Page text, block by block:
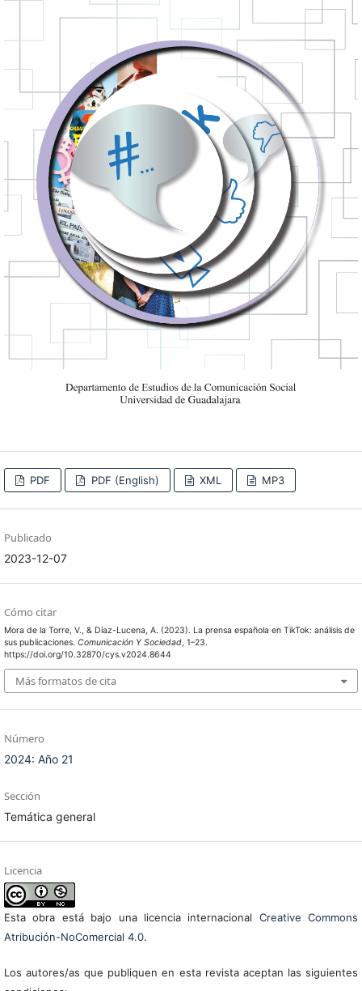
PDF PDF (English) XML MP3
Publicado
2023-12-07
Cómo citar
Mora de la Torre, V., & Díaz-Lucena, A. (2023). La prensa española en TikTok: análisis de
sus publicaciones. Comunicación Y Sociedad, 1–23.
https://doi.org/10.32870/cys.v2024.8644
Más formatos de cita
Número
2024: Año 21
Sección
Temática general
Licencia
Esta obra está bajo una licencia internacional Creative Commons
Atribución-NoComercial 4.0.
Los autores/as que publiquen en esta revista aceptan las siguientes